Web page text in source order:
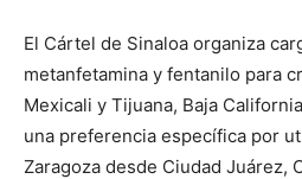
El Cártel de Sinaloa organiza
metanfetamina y fentanilo para
Mexicali y Tijuana, Baja
una preferencia específica por
Zaragoza desde Ciudad Juárez,